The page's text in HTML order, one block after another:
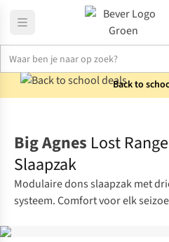
Back to
Big Agnes Lost
Slaapzak
Modulaire dons slaapzak met
systeem. Comfort voor elk